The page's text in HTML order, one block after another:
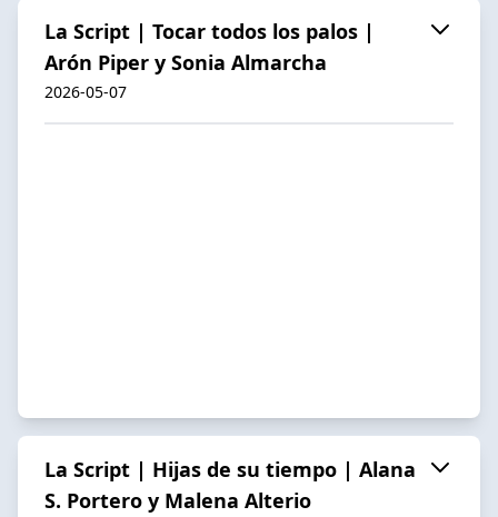
La Script | Tocar todos los palos |
Arón Piper y Sonia Almarcha
2026-05-07
La Script | Hijas de su tiempo | Alana
S. Portero y Malena Alterio